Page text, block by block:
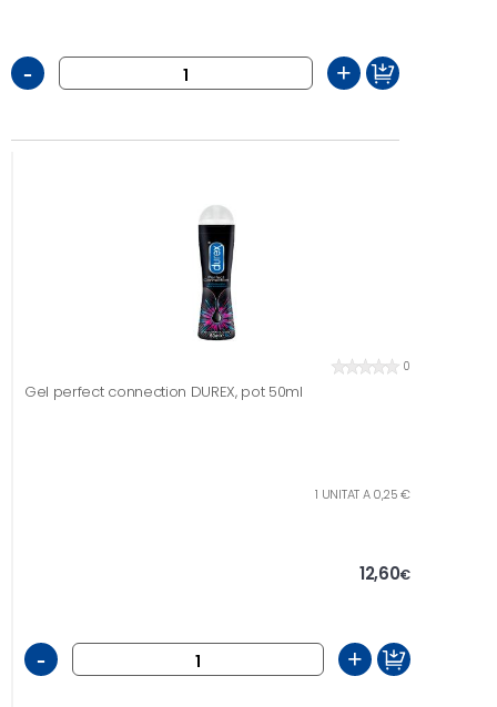
- +
0
Gel perfect connection DUREX, pot 50ml
1 UNITAT A 0,25 €
12,60€
- +